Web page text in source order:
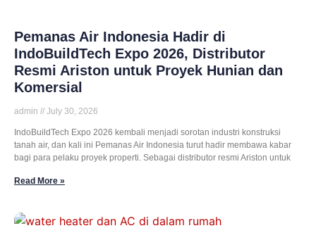
Pemanas Air Indonesia Hadir di
IndoBuildTech Expo 2026, Distributor
Resmi Ariston untuk Proyek Hunian dan
Komersial
admin July 30, 2026
IndoBuildTech Expo 2026 kembali menjadi sorotan industri konstruksi
tanah air, dan kali ini Pemanas Air Indonesia turut hadir membawa kabar
bagi para pelaku proyek properti. Sebagai distributor resmi Ariston untuk
Read More »